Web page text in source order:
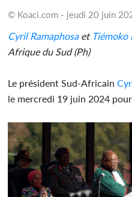
© Koaci.com - jeudi 20 juin
Cyril Ramaphosaet Tiémoko
Afrique du Sud (Ph)
Le président Sud-Africain
le mercredi 19 juin 2024